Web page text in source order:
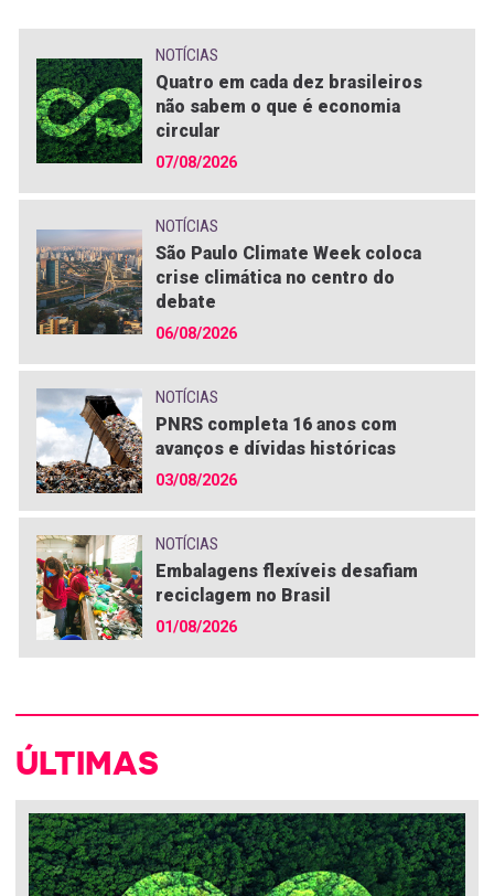
NOTÍCIAS
Quatro em cada dez brasileiros
não sabem o que é economia
circular
07/08/2026
NOTÍCIAS
São Paulo Climate Week coloca
crise climática no centro do
debate
06/08/2026
NOTÍCIAS
PNRS completa 16 anos com
avanços e dívidas históricas
03/08/2026
NOTÍCIAS
Embalagens flexíveis desafiam
reciclagem no Brasil
01/08/2026
ÚLTIMAS